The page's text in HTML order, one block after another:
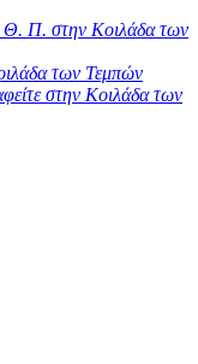
Θ. Π. στην Κοιλάδα των
των Τεμπών
στην Κοιλάδα των